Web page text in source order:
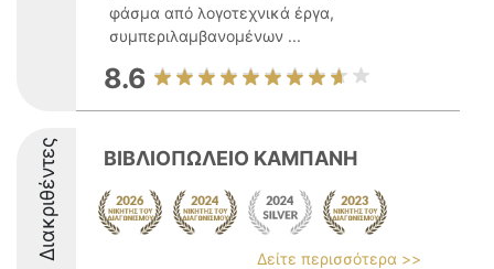
φάσμα από λογοτεχνικά έργα,
συμπεριλαμβανομένων ...
8.6
Διακριθέντες ΒΙΒΛΙΟΠΩΛΕΙΟ ΚΑΜΠΑΝΗ
Δείτε περισσότερα >>